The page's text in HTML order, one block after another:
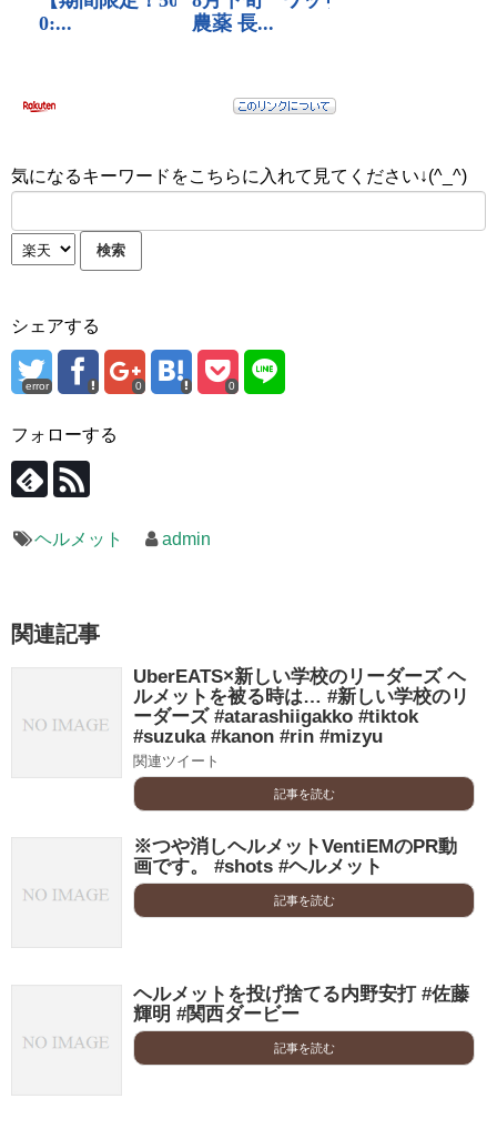
気になるキーワードをこちらに入れて見てください↓(^_^)
シェアする
error 0 0
フォローする
ヘルメット admin
関連記事
UberEATS×新しい学校のリーダーズ ヘ
ルメットを被る時は… #新しい学校のリ
ーダーズ #atarashiigakko #tiktok
#suzuka #kanon #rin #mizyu
関連ツイート
記事を読む
※つや消しヘルメットVentiEMのPR動
画です。 #shots #ヘルメット
記事を読む
ヘルメットを投げ捨てる内野安打 #佐藤
輝明 #関西ダービー
記事を読む